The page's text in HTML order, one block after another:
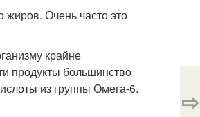
Очень часто это
крайне
продукты большинство
из группы Омега-6.
⇨